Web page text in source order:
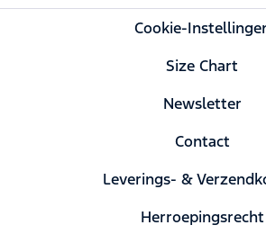
Cookie-
Size Chart
Newsletter
Contact
Leverings- &
Herroepingsrecht